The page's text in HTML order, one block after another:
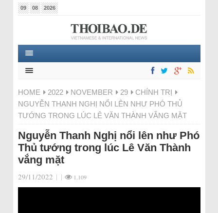
09 08 2026
HOME 2022 NOVEMBER 29
CHÍNH TRỊ
NGUYỄN THANH NGHỊ NỔI LÊN NHƯ PHÓ THỦ
TƯỚNG TRONG LÚC LÊ VĂN THÀNH VẮNG MẶT
Nguyễn Thanh Nghị nổi lên như Phó
Thủ tướng trong lúc Lê Văn Thành
vắng mặt
29/11/2022 | | 1.109